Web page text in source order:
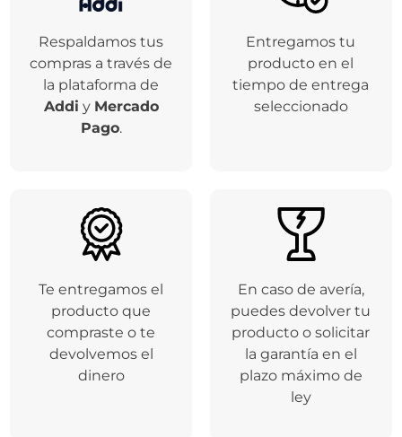
Respaldamos tus
compras a través de
la plataforma de
Addi y Mercado
Pago.
Entregamos tu
producto en el
tiempo de entrega
seleccionado
Te entregamos el
producto que
compraste o te
devolvemos el
dinero
En caso de avería,
puedes devolver tu
producto o solicitar
la garantía en el
plazo máximo de
ley